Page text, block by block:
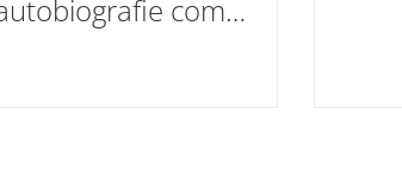
Constituția. O autobiografie completată la 20 de ani